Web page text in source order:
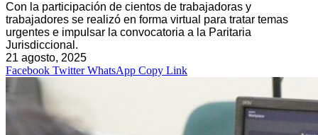
Con la participación de cientos de trabajadoras y
trabajadores se realizó en forma virtual para tratar temas
urgentes e impulsar la convocatoria a la Paritaria
Jurisdiccional.
21 agosto, 2025
Facebook Twitter WhatsApp Copy Link